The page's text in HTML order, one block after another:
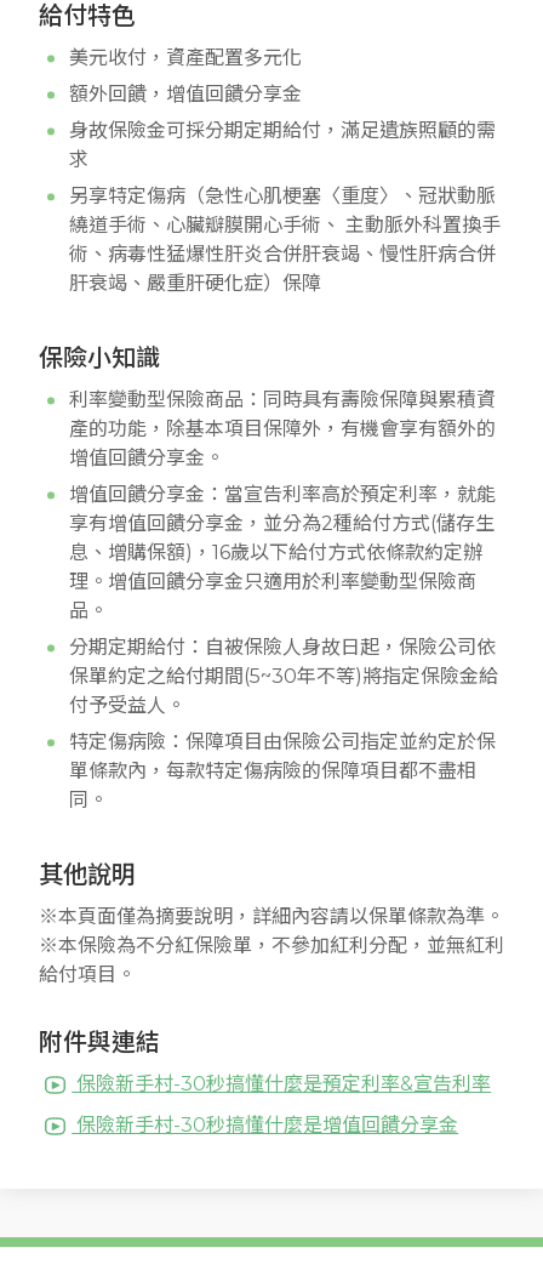
給付特色
美元收付，資產配置多元化
額外回饋，增值回饋分享金
身故保險金可採分期定期給付，滿足遺族照顧的需
求
另享特定傷病（急性心肌梗塞〈重度〉、冠狀動脈
繞道手術、心臟瓣膜開心手術、 主動脈外科置換手
術、病毒性猛爆性肝炎合併肝衰竭、慢性肝病合併
肝衰竭、嚴重肝硬化症）保障
保險小知識
利率變動型保險商品：同時具有壽險保障與累積資
產的功能，除基本項目保障外，有機會享有額外的
增值回饋分享金。
增值回饋分享金：當宣告利率高於預定利率，就能
享有增值回饋分享金，並分為2種給付方式(儲存生
息、增購保額)，16歲以下給付方式依條款約定辦
理。增值回饋分享金只適用於利率變動型保險商
品。
分期定期給付：自被保險人身故日起，保險公司依
保單約定之給付期間(5~30年不等)將指定保險金給
付予受益人。
特定傷病險：保障項目由保險公司指定並約定於保
單條款內，每款特定傷病險的保障項目都不盡相
同。
其他說明
※本頁面僅為摘要說明，詳細內容請以保單條款為準。
※本保險為不分紅保險單，不參加紅利分配，並無紅利
給付項目。
附件與連結
保險新手村-30秒搞懂什麼是預定利率&宣告利率
保險新手村-30秒搞懂什麼是增值回饋分享金